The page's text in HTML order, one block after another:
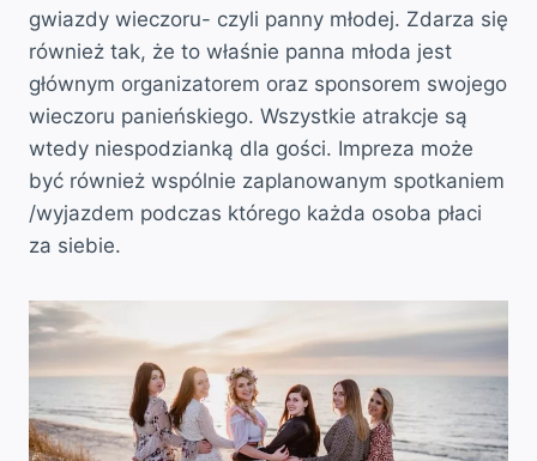
gwiazdy wieczoru- czyli panny młodej. Zdarza się
również tak, że to właśnie panna młoda jest
głównym organizatorem oraz sponsorem swojego
wieczoru panieńskiego. Wszystkie atrakcje są
wtedy niespodzianką dla gości. Impreza może
być również wspólnie zaplanowanym spotkaniem
/wyjazdem podczas którego każda osoba płaci
za siebie.